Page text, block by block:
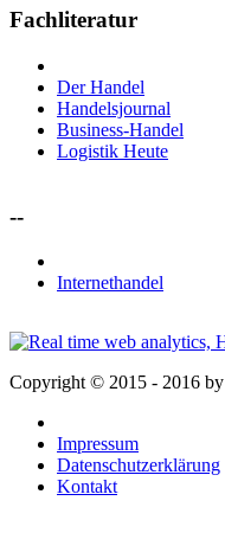
Fachliteratur
Der Handel
Handelsjournal
Business-Handel
Logistik Heute
--
Internethandel
Copyright © 2015 - 2016 by
Impressum
Datenschutzerklärung
Kontakt